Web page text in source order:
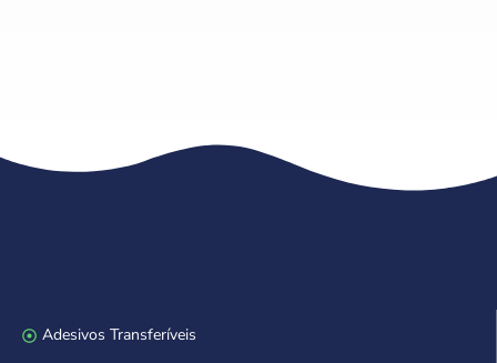
Adesivos Transferíveis